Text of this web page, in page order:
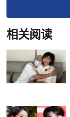
相关阅读